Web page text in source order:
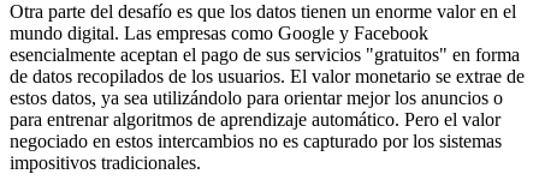
Otra parte del desafío es que los datos tienen un enorme valor en el
mundo digital. Las empresas como Google y Facebook
esencialmente aceptan el pago de sus servicios "gratuitos" en forma
de datos recopilados de los usuarios. El valor monetario se extrae de
estos datos, ya sea utilizándolo para orientar mejor los anuncios o
para entrenar algoritmos de aprendizaje automático. Pero el valor
negociado en estos intercambios no es capturado por los sistemas
impositivos tradicionales.